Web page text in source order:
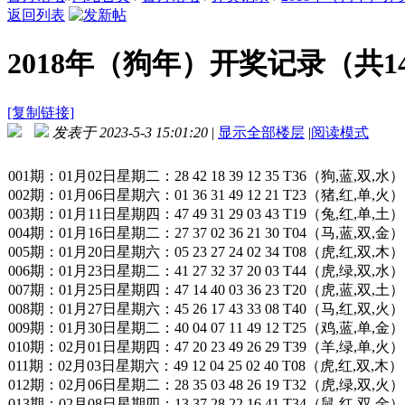
返回列表
2018年（狗年）开奖记录（共
[复制链接]
发表于 2023-5-3 15:01:20 | 显示全部楼层 |阅读模式
001期：01月02日星期二：28 42 18 39 12 35 T36（狗,蓝,双,水）
002期：01月06日星期六：01 36 31 49 12 21 T23（猪,红,单,火）
003期：01月11日星期四：47 49 31 29 03 43 T19（兔,红,单,土）
004期：01月16日星期二：27 37 02 36 21 30 T04（马,蓝,双,金）
005期：01月20日星期六：05 23 27 24 02 34 T08（虎,红,双,木）
006期：01月23日星期二：41 27 32 37 20 03 T44（虎,绿,双,水）
007期：01月25日星期四：47 14 40 03 36 23 T20（虎,蓝,双,土）
008期：01月27日星期六：45 26 17 43 33 08 T40（马,红,双,火）
009期：01月30日星期二：40 04 07 11 49 12 T25（鸡,蓝,单,金）
010期：02月01日星期四：47 20 23 49 26 29 T39（羊,绿,单,火）
011期：02月03日星期六：49 12 04 25 02 40 T08（虎,红,双,木）
012期：02月06日星期二：28 35 03 48 26 19 T32（虎,绿,双,火）